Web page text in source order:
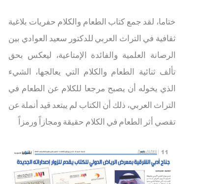
ختاما، لقد جمع كتاب الطعام والكلام حفريات بلاغية
ثقافية في التراث العربي للدكتور سعيد العوادي بين
الرصانة العلمية والفائدة الإمتاعية، ليعكس بحق
تألف ثنائية الطعام والكلام التي يعالجها، الشيء
الذي يخوله أن يصبح مرجعا للكلام عن الطعام في
التراث العربي، ذلك أن الكتاب لم يبتعد قيد أنملة عن
تقصي أثر الطعام في الكلام حقيقة ومجازاً ورمزاً